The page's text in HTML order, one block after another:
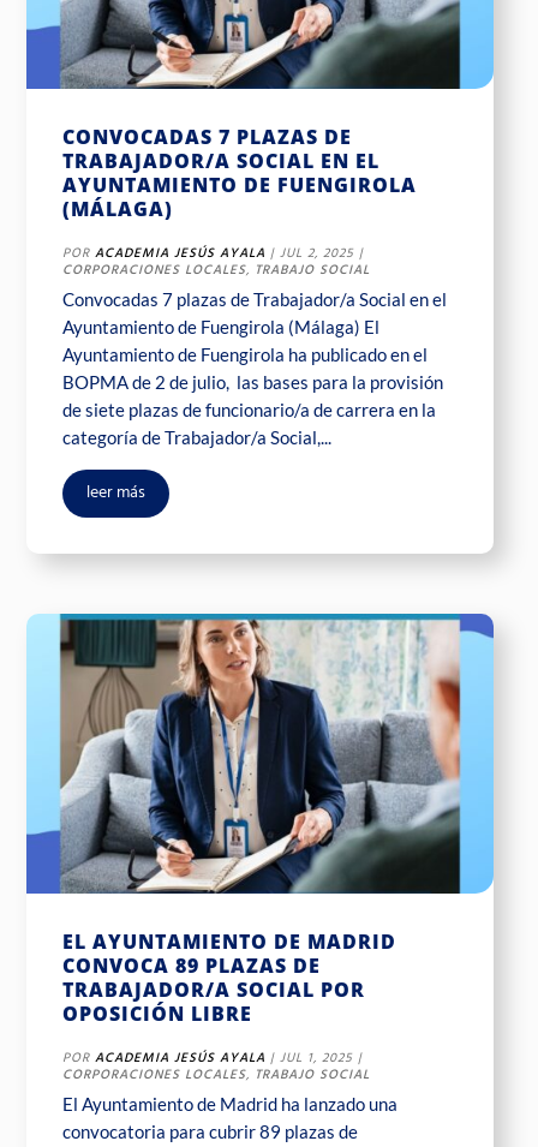
CONVOCADAS 7 PLAZAS DE
TRABAJADOR/A SOCIAL EN EL
AYUNTAMIENTO DE FUENGIROLA
(MÁLAGA)
PORACADEMIA JESÚS AYALA |JUL 2, 2025 |
CORPORACIONES LOCALES, TRABAJO SOCIAL
Convocadas 7 plazas de Trabajador/a Social en el
Ayuntamiento de Fuengirola (Málaga) El
Ayuntamiento de Fuengirola ha publicado en el
BOPMA de 2 de julio, las bases para la provisión
de siete plazas de funcionario/a de carrera en la
categoría de Trabajador/a Social,...
leer más
EL AYUNTAMIENTO DE MADRID
CONVOCA 89 PLAZAS DE
TRABAJADOR/A SOCIAL POR
OPOSICIÓN LIBRE
PORACADEMIA JESÚS AYALA |JUL 1, 2025 |
CORPORACIONES LOCALES, TRABAJO SOCIAL
El Ayuntamiento de Madrid ha lanzado una
convocatoria para cubrir 89 plazas de